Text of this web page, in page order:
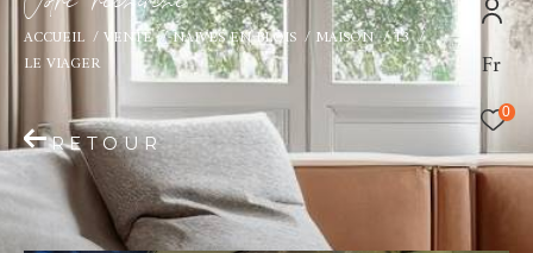
Fr
0
ACCUEIL VENTE NAIVES EN BLOIS MAISON
T3
LE VIAGER
RETOUR